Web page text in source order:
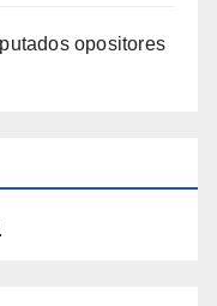
opositores